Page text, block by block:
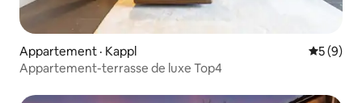
Appartement · Kappl Note
5 (9)
Appartement-terrasse de luxe Top4